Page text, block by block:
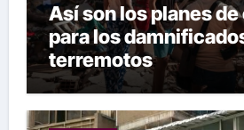
Así son los planes
para los
terremotos